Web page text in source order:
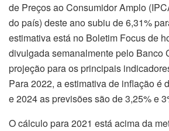
de Preços ao Consumidor Amplo
do país) deste ano subiu de 6,31%
estimativa está no Boletim Focus de
divulgada semanalmente pelo Banco
projeção para os principais
Para 2022, a estimativa de inflação é
e 2024 as previsões são de 3,25% e
O cálculo para 2021 está acima da